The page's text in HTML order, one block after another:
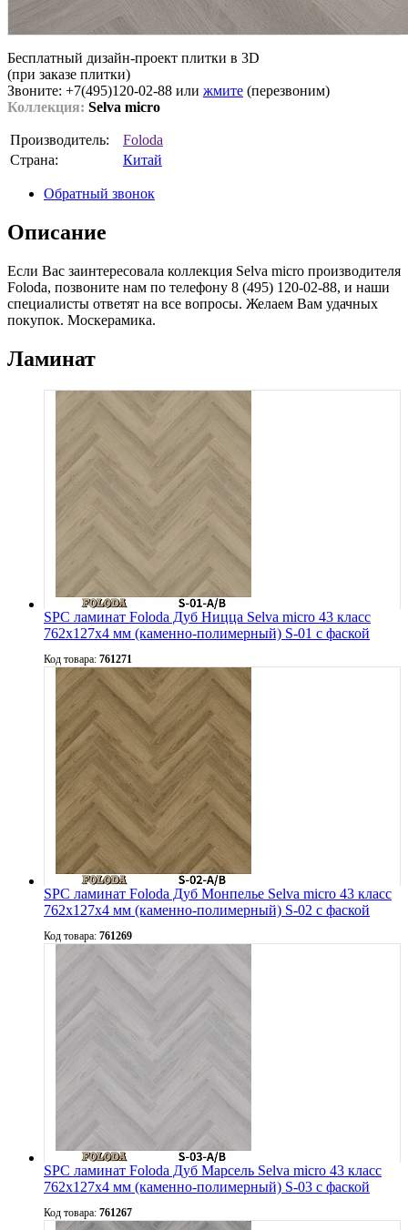
Бесплатный дизайн-проект плитки в 3D
(при заказе плитки)
Звоните: +7(495)120-02-88 или жмите (перезвоним)
Коллекция: Selva micro
Производитель:
Foloda
Страна:
Китай
Обратный звонок
Описание
Если Вас заинтересовала коллекция Selva micro производителя
Foloda, позвоните нам по телефону 8 (495) 120-02-88, и наши
специалисты ответят на все вопросы. Желаем Вам удачных
покупок. Москерамика.
Ламинат
SPC ламинат Foloda Дуб Ницца Selva micro 43 класс
762х127х4 мм (каменно-полимерный) S-01 с фаской
Код товара: 761271
SPC ламинат Foloda Дуб Монпелье Selva micro 43 класс
762х127х4 мм (каменно-полимерный) S-02 с фаской
Код товара: 761269
SPC ламинат Foloda Дуб Марсель Selva micro 43 класс
762х127х4 мм (каменно-полимерный) S-03 с фаской
Код товара: 761267